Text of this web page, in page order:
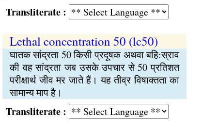
:
Lethal concentration 50 (lc50)
घातक सांद्रता 50 किसी प्रदूषक अथवा बहि:स्राव
की वह सांद्रता जब उसके उपचार से 50 प्रतिशत
परीक्षार्थ जीव मर जाते हैं। यह तीव्र विषाक्‍तता का
सामान्य माप है।
: